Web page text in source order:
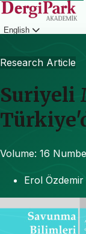
English
Research Article
Suriyeli
Volume: 16
Erol Özdemir